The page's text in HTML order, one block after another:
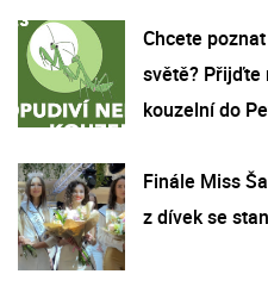
Chcete
světě? Přijďte
kouzelní do
Finále Miss
z dívek se